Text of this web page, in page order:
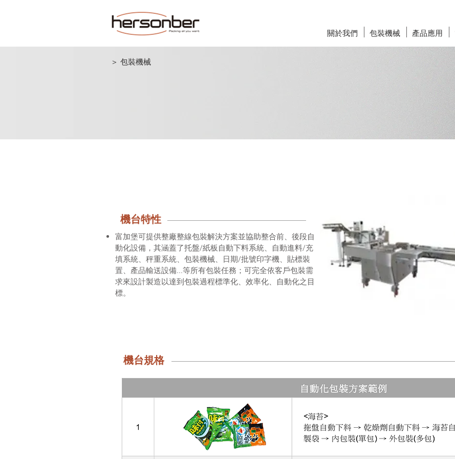
關於我們 包裝機械 產品應用
＞ 包裝機械
機台特性
富加堡可提供整廠整線包裝解決方案並協助整合前、後段自
動化設備，其涵蓋了托盤/紙板自動下料系統、自動進料/充
填系統、秤重系統、包裝機械、日期/批號印字機、貼標裝
置、產品輸送設備...等所有包裝任務；可完全依客戶包裝需
求來設計製造以達到包裝過程標準化、效率化、自動化之目
標。
機台規格